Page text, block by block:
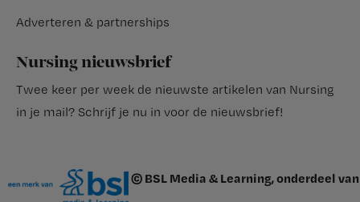
Adverteren & partnerships
Nursing nieuwsbrief
Twee keer per week de nieuwste artikelen van Nursing
in je mail? Schrijf je nu in voor de nieuwsbrief!
© BSL Media & Learning, onderdeel van